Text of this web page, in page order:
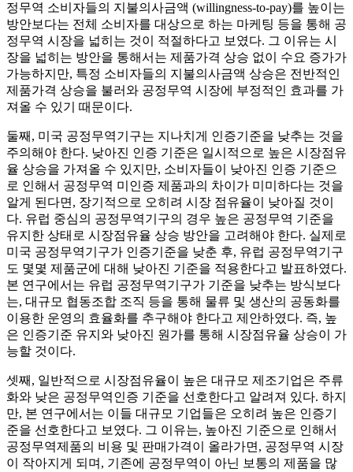
정무역 소비자들의 지불의사금액 (willingness-to-pay)를 높이는
방안보다는 전체 소비자를 대상으로 하는 마케팅 등을 통해 공
정무역 시장을 넓히는 것이 적절하다고 보였다. 그 이유는 시
장을 넓히는 방안을 통해서는 제품가격 상승 없이 수요 증가가
가능하지만, 특정 소비자들의 지불의사금액 상승은 전반적인
제품가격 상승을 불러와 공정무역 시장에 부정적인 효과를 가
져올 수 있기 때문이다.
둘째, 미국 공정무역기구는 지나치게 인증기준을 낮추는 것을
주의해야 한다. 낮아진 인증 기준은 일시적으로 높은 시장점유
율 상승을 가져올 수 있지만, 소비자들이 낮아진 인증 기준으
로 인해서 공정무역 미인증 제품과의 차이가 미미하다는 것을
알게 된다면, 장기적으로 오히려 시장 점유율이 낮아질 것이
다. 유럽 중심의 공정무역기구의 경우 높은 공정무역 기준을
유지한 상태로 시장점유율 상승 방안을 고려해야 한다. 실제로
미국 공정무역기구가 인증기준을 낮춘 후, 유럽 공정무역기구
도 몇몇 제품군에 대해 낮아진 기준을 적용한다고 발표하였다.
본 연구에서는 유럽 공정무역기구가 기준을 낮추는 방식보다
는, 대규모 협동조합 조직 등을 통해 물류 및 생산의 공동화를
이용한 운영의 효율화를 추구해야 한다고 제안하였다. 즉, 높
은 인증기준 유지와 낮아진 원가를 통해 시장점유율 상승이 가
능할 것이다.
셋째, 일반적으로 시장점유율이 높은 대규모 제조기업은 주류
화와 낮은 공정무역인증 기준을 선호한다고 알려져 있다. 하지
만, 본 연구에서는 이들 대규모 기업들은 오히려 높은 인증기
준을 선호한다고 보였다. 그 이유는, 높아진 기준으로 인해서
공정무역제품의 비용 및 판매가격이 올라가면, 공정무역 시장
이 작아지게 되며, 기존에 공정무역이 아닌 보통의 제품을 많